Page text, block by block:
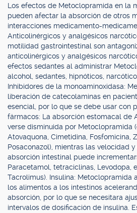
Los efectos de Metoclopramida en la
pueden afectar la absorción de otros
interacciones medicamento-
Anticolinérgicos y analgésicos
motilidad gastrointestinal son
anticolinérgicos y analgésicos
efectos sedantes al administrar
alcohol, sedantes, hipnóticos,
Inhibidores de la monoaminoxidasa:
liberación de catecolaminas en
esencial, por lo que se debe usar con
fármacos: La absorción estomacal de
verse disminuida por Metoclopramida
Atovaquona, Cimetidina, Fosfomicina,
Posaconazol), mientras las velocidad
absorción intestinal puede
Paracetamol, tetraciclinas, Levodopa,
Tacrolimus). Insulina: Metoclopramida
los alimentos a los intestinos
absorción, por lo que se necesitara
intervalos de dosificación de insulina.